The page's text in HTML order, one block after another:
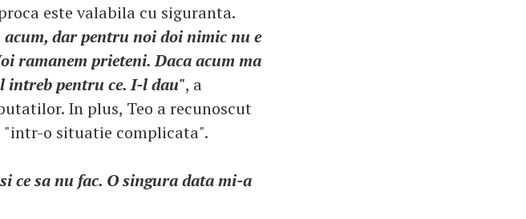
este valabila cu siguranta.
dar pentru noi doi nimic nu e
ramanem prieteni. Daca acum ma
intreb pentru ce. I-l dau", a
In plus, Teo a recunoscut
"intr-o situatie complicata".
ce sa nu fac. O singura data mi-a